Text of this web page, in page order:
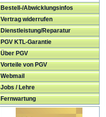
Bestell-/Abwicklungsinfos
Vertrag widerrufen
Dienstleistung/Reparatur
PGV KTL-Garantie
Über PGV
Vorteile von PGV
Webmail
Jobs / Lehre
Fernwartung